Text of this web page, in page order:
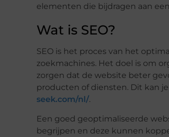
elementen die bijdragen aan
Wat is SEO?
SEO is het proces van het
zoekmachines. Het doel is om
zorgen dat de website beter
producten of diensten. Dit kan
seek.com/nl/.
Een goed geoptimaliseerde
begrijpen en deze kunnen